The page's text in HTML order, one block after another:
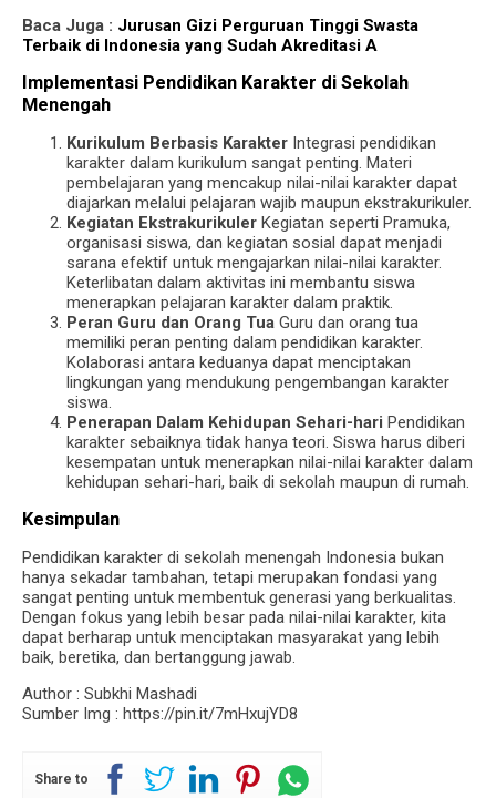
Baca Juga : Jurusan Gizi Perguruan Tinggi Swasta
Terbaik di Indonesia yang Sudah Akreditasi A
Implementasi Pendidikan Karakter di Sekolah
Menengah
Kurikulum Berbasis Karakter Integrasi pendidikan
karakter dalam kurikulum sangat penting. Materi
pembelajaran yang mencakup nilai-nilai karakter dapat
diajarkan melalui pelajaran wajib maupun ekstrakurikuler.
Kegiatan Ekstrakurikuler Kegiatan seperti Pramuka,
organisasi siswa, dan kegiatan sosial dapat menjadi
sarana efektif untuk mengajarkan nilai-nilai karakter.
Keterlibatan dalam aktivitas ini membantu siswa
menerapkan pelajaran karakter dalam praktik.
Peran Guru dan Orang Tua Guru dan orang tua
memiliki peran penting dalam pendidikan karakter.
Kolaborasi antara keduanya dapat menciptakan
lingkungan yang mendukung pengembangan karakter
siswa.
Penerapan Dalam Kehidupan Sehari-hari Pendidikan
karakter sebaiknya tidak hanya teori. Siswa harus diberi
kesempatan untuk menerapkan nilai-nilai karakter dalam
kehidupan sehari-hari, baik di sekolah maupun di rumah.
Kesimpulan
Pendidikan karakter di sekolah menengah Indonesia bukan
hanya sekadar tambahan, tetapi merupakan fondasi yang
sangat penting untuk membentuk generasi yang berkualitas.
Dengan fokus yang lebih besar pada nilai-nilai karakter, kita
dapat berharap untuk menciptakan masyarakat yang lebih
baik, beretika, dan bertanggung jawab.
Author : Subkhi Mashadi
Sumber Img : https://pin.it/7mHxujYD8
Share to